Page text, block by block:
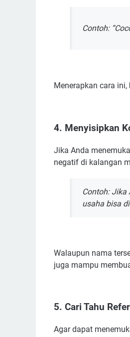
Contoh:
Menerapkan cara
4. Menyisipkan
Jika Anda
negatif di kalangan
Contoh: Jika
usaha bisa
Walaupun nama
juga mampu
5. Cari Tahu
Agar dapat